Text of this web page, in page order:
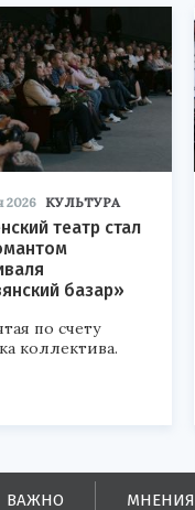
2026 КУЛЬТУРА
театр стал
базар»
по счету
коллектива.
ВАЖНО МНЕНИЯ